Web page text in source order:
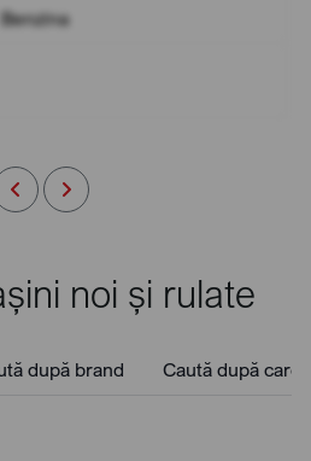
Benzina
noi și rulate
după brand Caută după